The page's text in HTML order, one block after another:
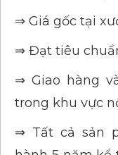
⇒ Giá gốc tại
⇒ Đạt tiêu
⇒ Giao hàng
trong khu vực
⇒ Tất cả sản